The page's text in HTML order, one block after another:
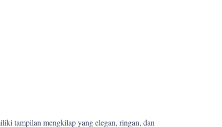
tampilan mengkilap yang elegan, ringan, dan